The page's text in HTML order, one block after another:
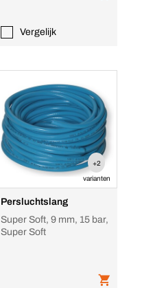
Vergelijk
+2
varianten
Persluchtslang
Super Soft, 9 mm, 15 bar,
Super Soft